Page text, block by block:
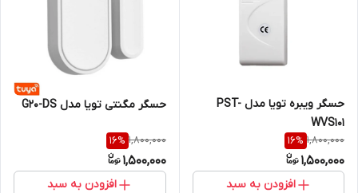
حسگر ویبره تویا مدل PST-
WVS101
1,800,000
16%
1,500,000
افزودن به سبد
حسگر مگنتی تویا مدل G20-DS
1,800,000
16%
1,500,000
افزودن به سبد